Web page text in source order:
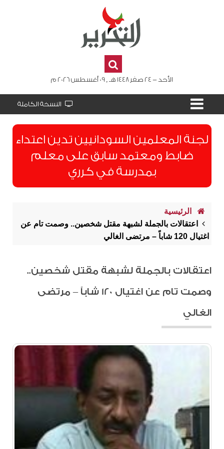
الأحد - 24 صفر 1448 هـ , 09 أغسطس 2026 م
النسخة الكاملة
لجنة المعلمين السودانيين تدين اعتداء
ضابط ومعتمد سابق على معلم
بمدرسة في كرري
الرئيسية
اعتقالات بالجملة لشبهة مقتل شخصين.. وصمت تام عن
اغتيال 120 شاباً – مرتضى الغالي
اعتقالات بالجملة لشبهة مقتل شخصين..
وصمت تام عن اغتيال 120 شاباً – مرتضى
الغالي